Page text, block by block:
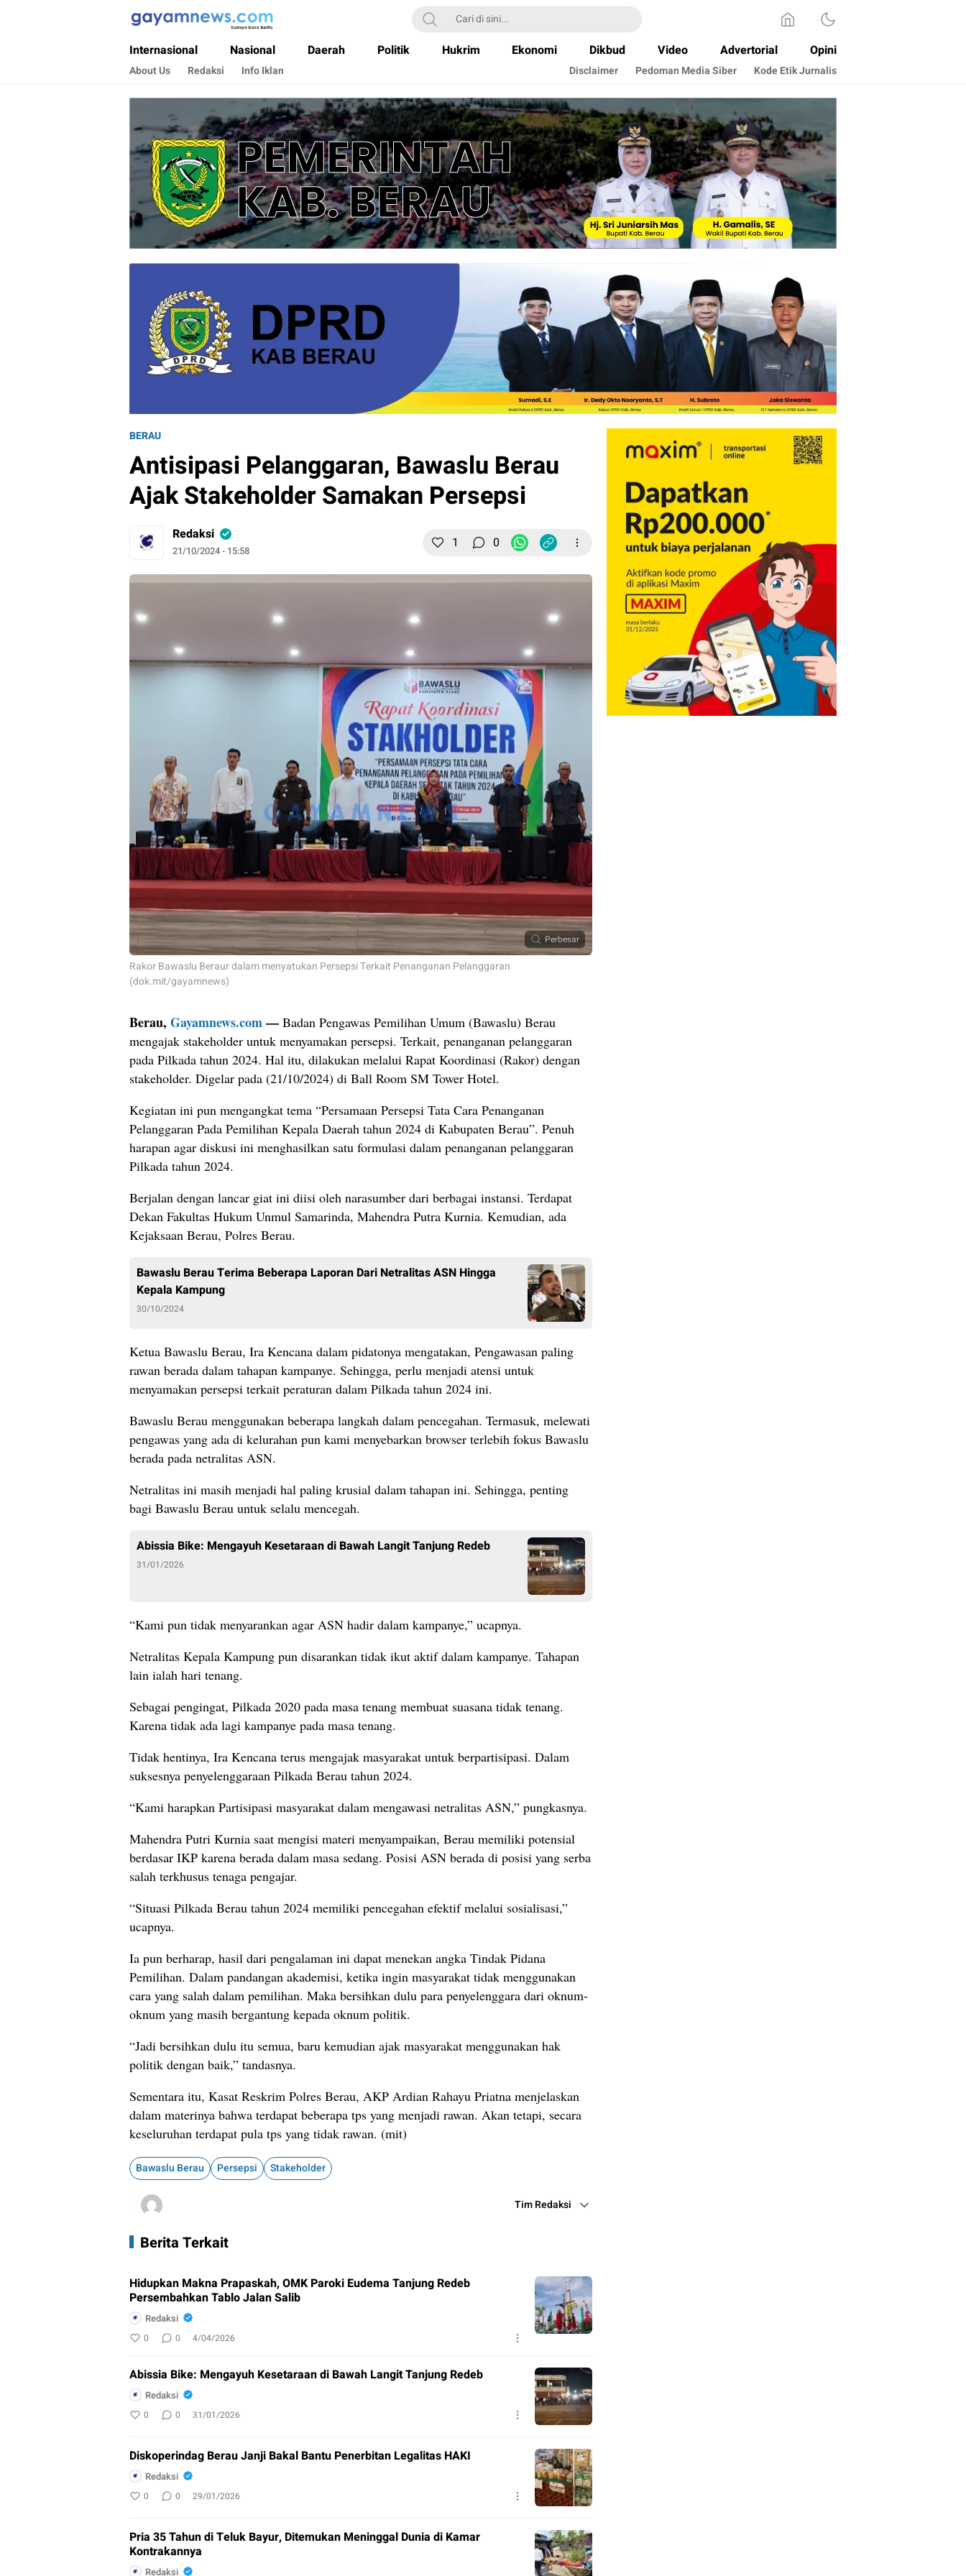
Gayamnews.com
Budaya Baca Berita
Internasional Nasional Daerah Politik Hukrim Ekonomi Dikbud Video Advertorial Opini
About Us Redaksi Info Iklan Disclaimer Pedoman Media Siber Kode Etik Jurnalis
BERAU
Antisipasi Pelanggaran, Bawaslu Berau
Ajak Stakeholder Samakan Persepsi
Redaksi
21/10/2024 - 15:58 1 0
Perbesar
Rakor Bawaslu Beraur dalam menyatukan Persepsi Terkait Penanganan Pelanggaran
(dok.mit/gayamnews)
Berau, Gayamnews.com— Badan Pengawas Pemilihan Umum (Bawaslu) Berau
mengajak stakeholder untuk menyamakan persepsi. Terkait, penanganan pelanggaran
pada Pilkada tahun 2024. Hal itu, dilakukan melalui Rapat Koordinasi (Rakor) dengan
stakeholder. Digelar pada (21/10/2024) di Ball Room SM Tower Hotel.
Kegiatan ini pun mengangkat tema “Persamaan Persepsi Tata Cara Penanganan
Pelanggaran Pada Pemilihan Kepala Daerah tahun 2024 di Kabupaten Berau”. Penuh
harapan agar diskusi ini menghasilkan satu formulasi dalam penanganan pelanggaran
Pilkada tahun 2024.
Berjalan dengan lancar giat ini diisi oleh narasumber dari berbagai instansi. Terdapat
Dekan Fakultas Hukum Unmul Samarinda, Mahendra Putra Kurnia. Kemudian, ada
Kejaksaan Berau, Polres Berau.
Bawaslu Berau Terima Beberapa Laporan Dari Netralitas ASN Hingga
Kepala Kampung
30/10/2024
Ketua Bawaslu Berau, Ira Kencana dalam pidatonya mengatakan, Pengawasan paling
rawan berada dalam tahapan kampanye. Sehingga, perlu menjadi atensi untuk
menyamakan persepsi terkait peraturan dalam Pilkada tahun 2024 ini.
Bawaslu Berau menggunakan beberapa langkah dalam pencegahan. Termasuk, melewati
pengawas yang ada di kelurahan pun kami menyebarkan browser terlebih fokus Bawaslu
berada pada netralitas ASN.
Netralitas ini masih menjadi hal paling krusial dalam tahapan ini. Sehingga, penting
bagi Bawaslu Berau untuk selalu mencegah.
Abissia Bike: Mengayuh Kesetaraan di Bawah Langit Tanjung Redeb
31/01/2026
“Kami pun tidak menyarankan agar ASN hadir dalam kampanye,” ucapnya.
Netralitas Kepala Kampung pun disarankan tidak ikut aktif dalam kampanye. Tahapan
lain ialah hari tenang.
Sebagai pengingat, Pilkada 2020 pada masa tenang membuat suasana tidak tenang.
Karena tidak ada lagi kampanye pada masa tenang.
Tidak hentinya, Ira Kencana terus mengajak masyarakat untuk berpartisipasi. Dalam
suksesnya penyelenggaraan Pilkada Berau tahun 2024.
“Kami harapkan Partisipasi masyarakat dalam mengawasi netralitas ASN,” pungkasnya.
Mahendra Putri Kurnia saat mengisi materi menyampaikan, Berau memiliki potensial
berdasar IKP karena berada dalam masa sedang. Posisi ASN berada di posisi yang serba
salah terkhusus tenaga pengajar.
“Situasi Pilkada Berau tahun 2024 memiliki pencegahan efektif melalui sosialisasi,”
ucapnya.
Ia pun berharap, hasil dari pengalaman ini dapat menekan angka Tindak Pidana
Pemilihan. Dalam pandangan akademisi, ketika ingin masyarakat tidak menggunakan
cara yang salah dalam pemilihan. Maka bersihkan dulu para penyelenggara dari oknum-
oknum yang masih bergantung kepada oknum politik.
“Jadi bersihkan dulu itu semua, baru kemudian ajak masyarakat menggunakan hak
politik dengan baik,” tandasnya.
Sementara itu, Kasat Reskrim Polres Berau, AKP Ardian Rahayu Priatna menjelaskan
dalam materinya bahwa terdapat beberapa tps yang menjadi rawan. Akan tetapi, secara
keseluruhan terdapat pula tps yang tidak rawan. (mit)
Bawaslu Berau Persepsi Stakeholder
Tim Redaksi
Berita Terkait
Hidupkan Makna Prapaskah, OMK Paroki Eudema Tanjung Redeb
Persembahkan Tablo Jalan Salib
Redaksi
0 0 4/04/2026
Abissia Bike: Mengayuh Kesetaraan di Bawah Langit Tanjung Redeb
Redaksi
0 0 31/01/2026
Diskoperindag Berau Janji Bakal Bantu Penerbitan Legalitas HAKI
Redaksi
0 0 29/01/2026
Pria 35 Tahun di Teluk Bayur, Ditemukan Meninggal Dunia di Kamar
Kontrakannya
Redaksi